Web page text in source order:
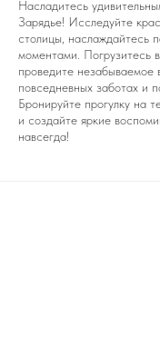
Насладитесь
Зарядье! Исследуйте
столицы, наслаждайтесь
моментами. Погрузитесь
проведите незабываемое
повседневных заботах и
Бронируйте прогулку на
и создайте яркие
навсегда!